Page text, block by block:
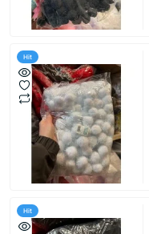
Hit
Hit